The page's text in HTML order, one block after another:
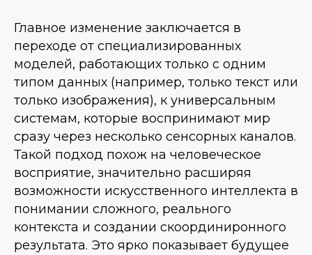
Главное изменение заключается в
переходе от специализированных
моделей, работающих только с одним
типом данных (например, только текст или
только изображения), к универсальным
системам, которые воспринимают мир
сразу через несколько сенсорных каналов.
Такой подход похож на человеческое
восприятие, значительно расширяя
возможности искусственного интеллекта в
понимании сложного, реального
контекста и создании скоординиронного
результата. Это ярко показывает будущее